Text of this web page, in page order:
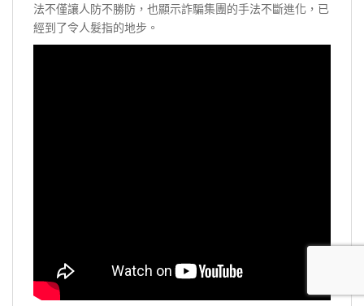
法不僅讓人防不勝防，也顯示詐騙集團的手法不斷進化，已
經到了令人髮指的地步。